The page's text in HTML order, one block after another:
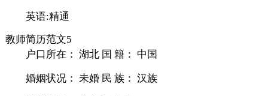
英语:精通
教师简历范文5
户口所在： 湖北 国 籍： 中国
婚姻状况： 未婚 民 族： 汉族